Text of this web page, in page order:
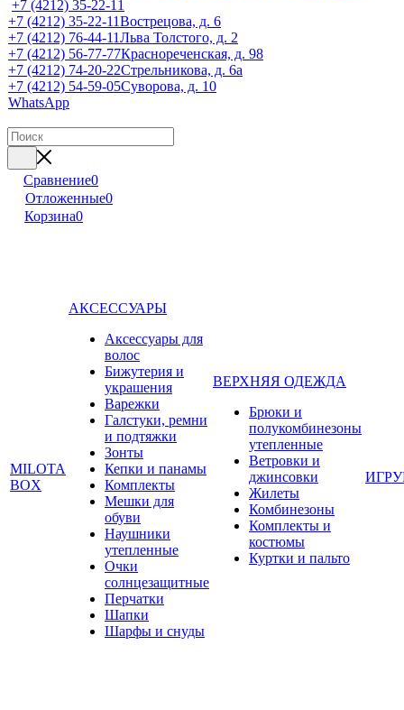
+7 (4212) 35-22-11
+7 (4212) 35-22-11Вострецова, д. 6
+7 (4212) 76-44-11Льва Толстого, д. 2
+7 (4212) 56-77-77Краснореченская, д. 98
+7 (4212) 74-20-22Стрельникова, д. 6а
+7 (4212) 54-59-05Суворова, д. 10
WhatsApp
Сравнение0
Отложенные0
Корзина0
MILOTA
BOX
АКСЕССУАРЫ
Аксессуары для
волос
Бижутерия и
украшения
Варежки
Галстуки, ремни
и подтяжки
Зонты
Кепки и панамы
Комплекты
Мешки для
обуви
Наушники
утепленные
Очки
солнцезащитные
Перчатки
Шапки
Шарфы и снуды
ВЕРХНЯЯ ОДЕЖДА
Брюки и
полукомбинезоны
утепленные
Ветровки и
джинсовки
Жилеты
Комбинезоны
Комплекты и
костюмы
Куртки и пальто